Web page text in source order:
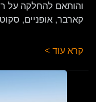
והותאם להחלקה על
קארבר, אופניים,
קרא עוד >